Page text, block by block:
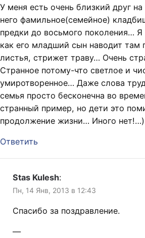
У меня есть очень близкий друг на
него фамильное(семейное)
предки до восьмого поколения…
как его младший сын наводит там
листья, стрижет траву… Очень
Странное потому-что светлое и
умиротворенное… Даже слова
семья просто бесконечна во
странный пример, но дети это
продолжение жизни… Иного
Ответить
Stas Kulesh:
Пн, 14 Янв, 2013 в 12:43
Спасибо за поздравление.
—